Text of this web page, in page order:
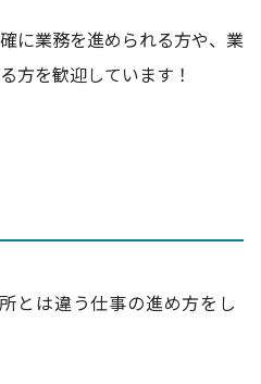
に業務を進められる方や、業
方を歓迎しています！
とは違う仕事の進め方をし